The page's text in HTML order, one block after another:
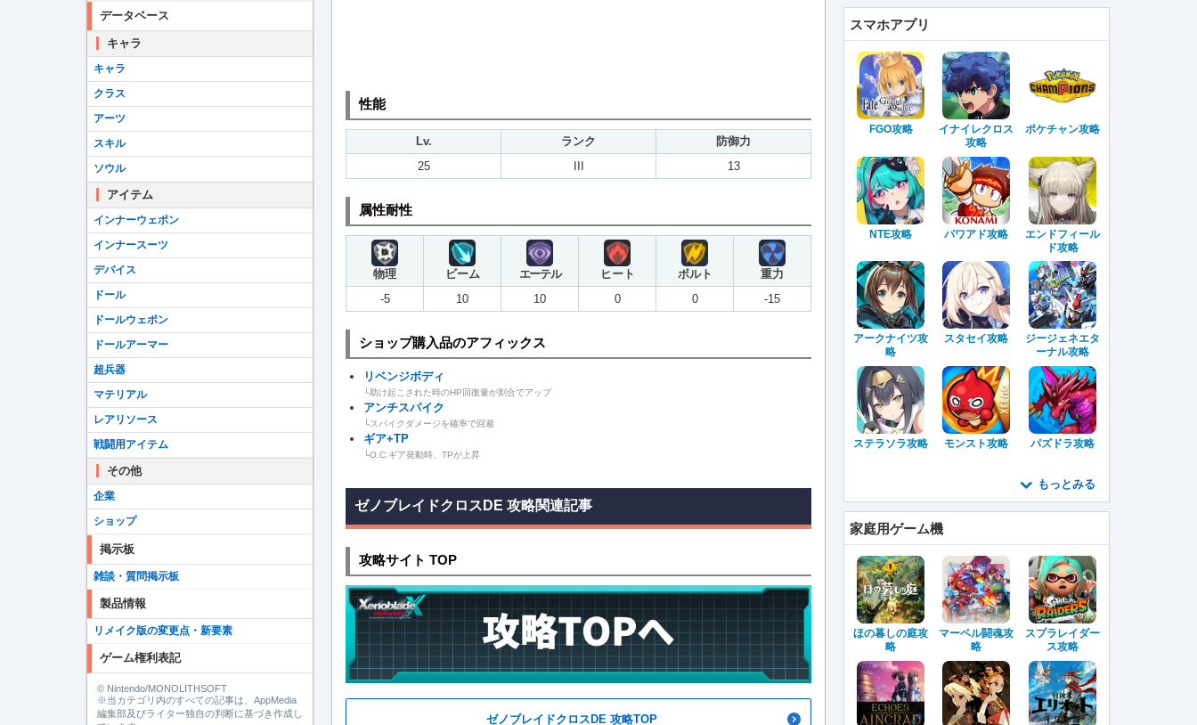
性能
Lv. ランク
防御力
25
13
属性耐性
物理 ビーム エーテル ヒート ボルト
重力
-5
10 10 0 0 -15
ショップ購入品のアフィックス
リベンジボディ
└助け起こされた時のHP回復量が割合でアップ
アンチスパイク
└スパイクダメージを確率で回避
ギア+TP
└O.C.ギア発動時、TPが上昇
ゼノブレイドクロスDE 攻略関連記事
攻略サイト TOP
ゼノブレイドクロスDE 攻略TOP
データベース
キャラ
キャラ
クラス
アーツ
スキル
ソウル
アイテム
インナーウェポン
インナースーツ
デバイス
ドール
ドールウェポン
ドールアーマー
超兵器
マテリアル
レアリソース
戦闘用アイテム
その他
企業
ショップ
掲示板
雑談・質問掲示板
製品情報
リメイク版の変更点・新要素
ゲーム権利表記
© Nintendo/MONOLITHSOFT
※当カテゴリ内のすべての記事は、AppMedia
編集部及びライター独自の判断に基づき作成し
スマホアプリ
FGO攻略
イナイレクロス
攻略
ポケチャン攻略
NTE攻略 パワアド攻略
エンドフィール
ド攻略
アークナイツ攻
略
スタセイ攻略
ジージェネエタ
ーナル攻略
ステラソラ攻略 モンスト攻略 パズドラ攻略
もっとみる
家庭用ゲーム機
ほの暮しの庭攻
略
マーベル闘魂攻
略
スプラレイダー
ス攻略